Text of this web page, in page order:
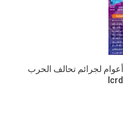
#انفوجرافيك| إحصائية 5 أعوام لجرائم تحالف الحرب